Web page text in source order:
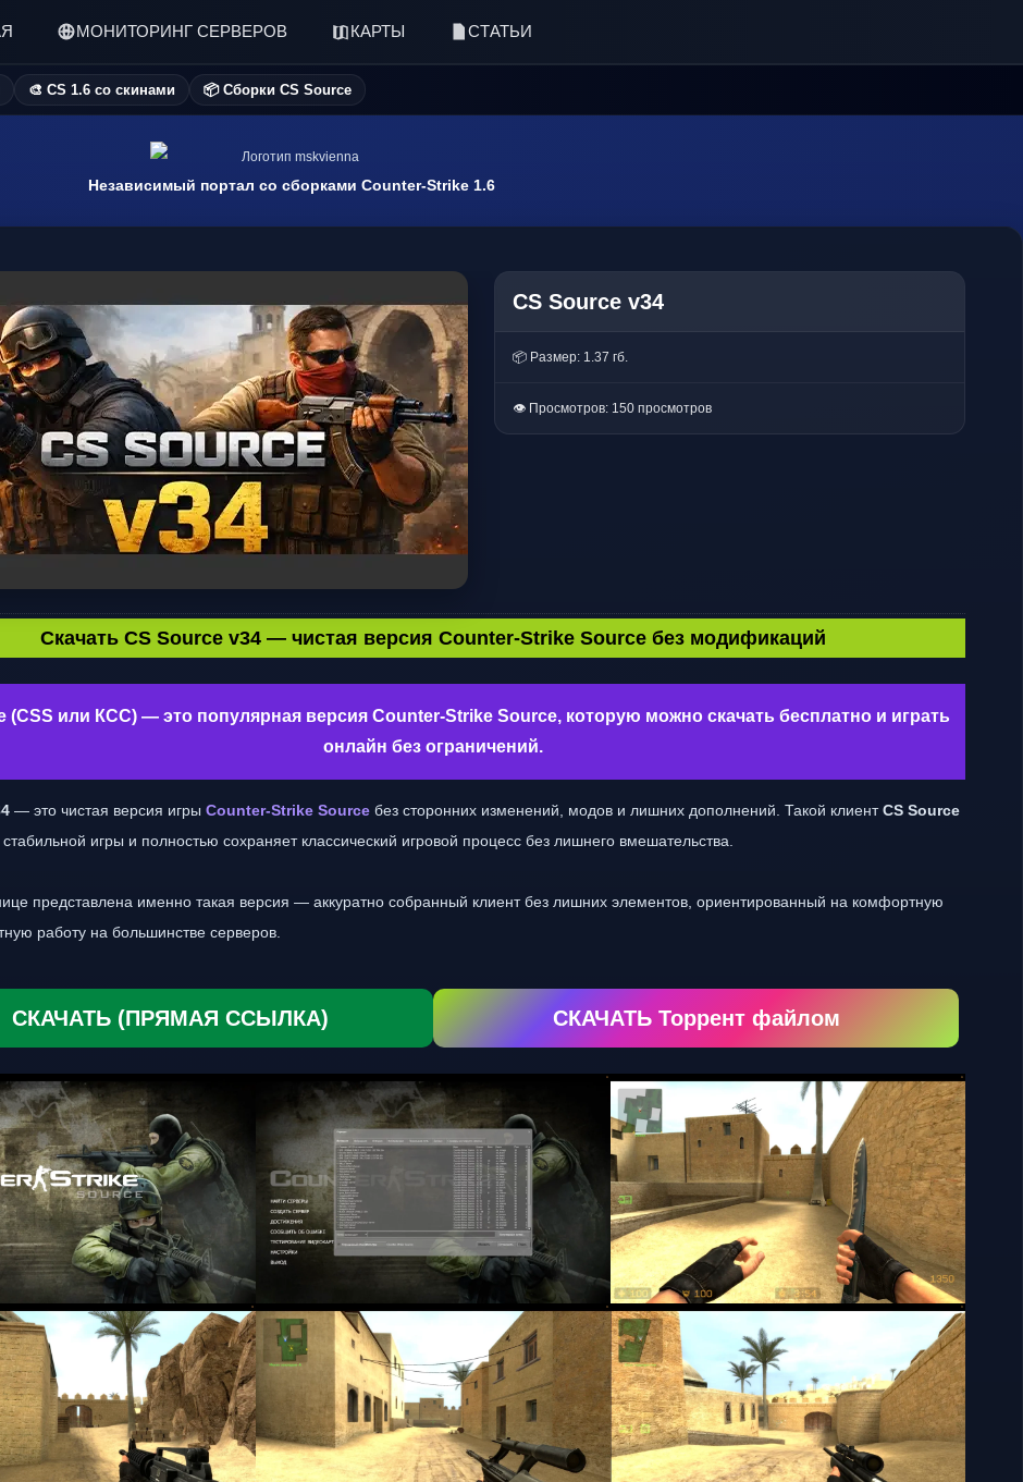
МОНИТОРИНГ СЕРВЕРОВ КАРТЫ СТАТЬИ
🎨 CS 1.6 со скинами 📦 Сборки CS Source
Независимый портал со сборками Counter-Strike 1.6
CS Source v34
📦 Размер: 1.37 гб.
👁 Просмотров: 150 просмотров
Скачать CS Source v34 — чистая версия Counter-Strike Source без модификаций
(CSS или КСС) — это популярная версия Counter-Strike Source, которую можно скачать бесплатно и играть
онлайн без ограничений.
— это чистая версия игры Counter-Strike Sourceбез сторонних изменений, модов и лишних дополнений. Такой клиентCS Source
игры и полностью сохраняет классический игровой процесс без лишнего вмешательства.
представлена именно такая версия — аккуратно собранный клиент без лишних элементов, ориентированный на комфортную
работу на большинстве серверов.
СКАЧАТЬ (ПРЯМАЯ ССЫЛКА) СКАЧАТЬ Торрент файлом